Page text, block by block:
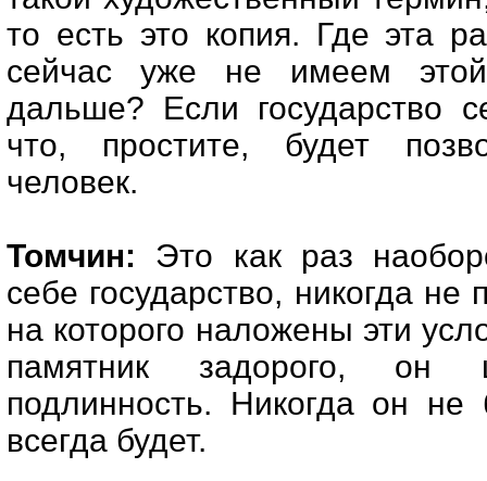
то есть это копия. Где эта
сейчас уже не имеем
дальше? Если государство
что, простите, будет
человек.
Томчин: Это как раз
себе государство, никогда не
на которого наложены эти
памятник задорого, он
подлинность. Никогда он не
всегда будет.